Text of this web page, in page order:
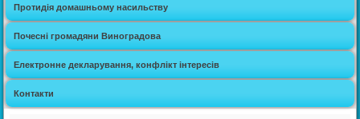
Протидія домашньому насильству
Почесні громадяни Виноградова
Електронне декларування, конфлікт інтересів
Контакти